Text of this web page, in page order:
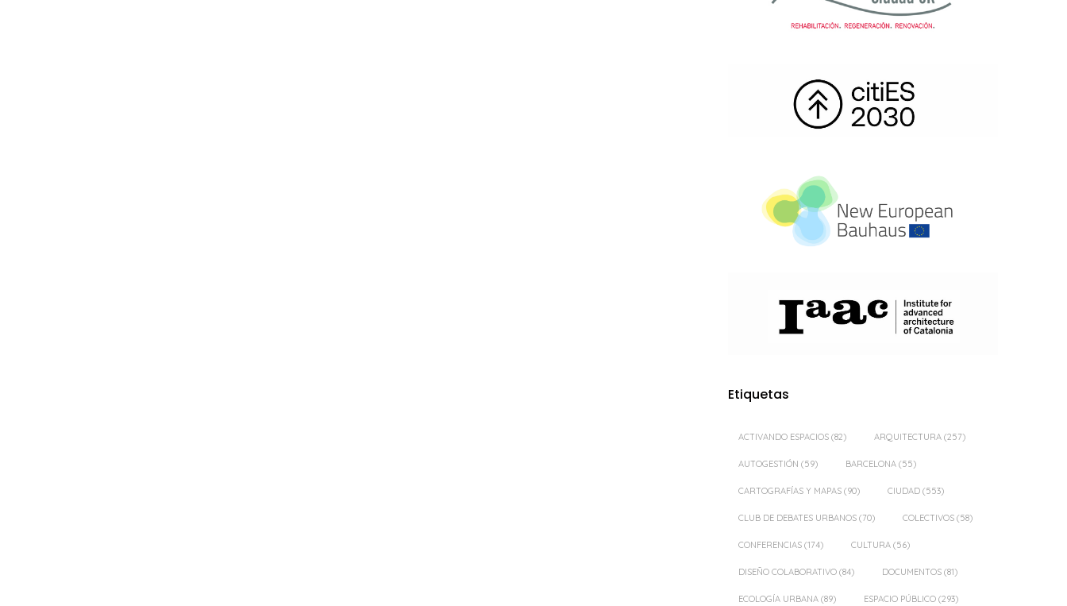
Etiquetas
ACTIVANDO ESPACIOS (82) ARQUITECTURA (257)
AUTOGESTIÓN (59) BARCELONA (55)
CARTOGRAFÍAS Y MAPAS (90) CIUDAD (553)
CLUB DE DEBATES URBANOS (70) COLECTIVOS (58)
CONFERENCIAS (174) CULTURA (56)
DISEÑO COLABORATIVO (84) DOCUMENTOS (81)
ECOLOGÍA URBANA (89) ESPACIO PÚBLICO (293)